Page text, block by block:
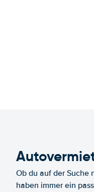
Ob du auf der Suche
haben immer ein